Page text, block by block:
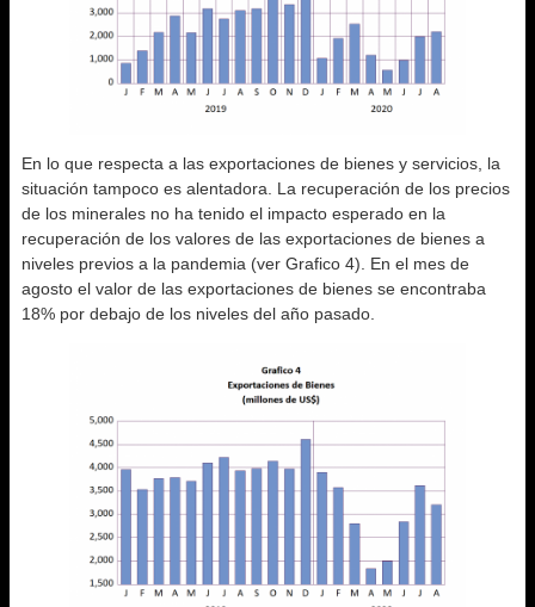
En lo que respecta a las exportaciones de bienes y servicios, la
situación tampoco es alentadora. La recuperación de los precios
de los minerales no ha tenido el impacto esperado en la
recuperación de los valores de las exportaciones de bienes a
niveles previos a la pandemia (ver Grafico 4). En el mes de
agosto el valor de las exportaciones de bienes se encontraba
18% por debajo de los niveles del año pasado.